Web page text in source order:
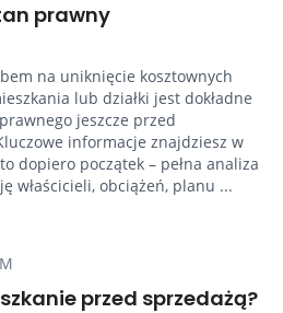
prawny
na uniknięcie kosztownych
lub działki jest dokładne
jeszcze przed
informacje znajdziesz w
dopiero początek – pełna analiza
właścicieli, obciążeń, planu ...
przed sprzedażą?